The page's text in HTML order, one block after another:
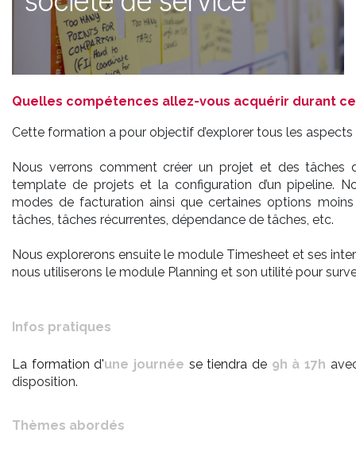
Quelles compétences allez-vous acquérir durant
Cette formation a pour objectif d’explorer tous les aspects
Nous verrons comment créer un projet et des tâches
template de projets et la configuration d’un pipeline.
modes de facturation ainsi que certaines options
tâches, tâches récurrentes, dépendance de tâches, etc.
Nous explorerons ensuite le module Timesheet et ses
nous utiliserons le module Planning et son utilité pour
Infos pratiques
La formation d'une journée se tiendra de 9h à 17h
disposition.
Thèmes abordés